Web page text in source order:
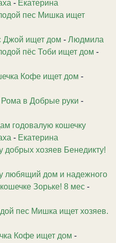
- Екатерина
пес Мишка ищет
Джой ищет дом - Людмила
пёс Тоби ищет дом -
Кофе ищет дом -
Рома в Добрые руки -
годовалую кошечку
- Екатерина
добрых хозяев Бенедикту!
любящий дом и надежного
Зорьке! 8 мес -
пес Мишка ищет хозяев.
Кофе ищет дом -